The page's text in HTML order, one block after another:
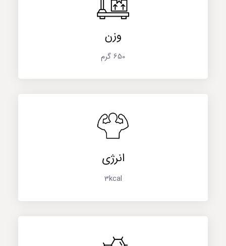
وزن
650 گرم
انرژی
3kcal